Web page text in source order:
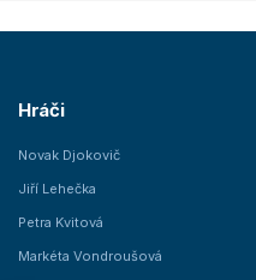
Hráči
Novak Djokovič
Jiří Lehečka
Petra Kvitová
Markéta Vondroušová